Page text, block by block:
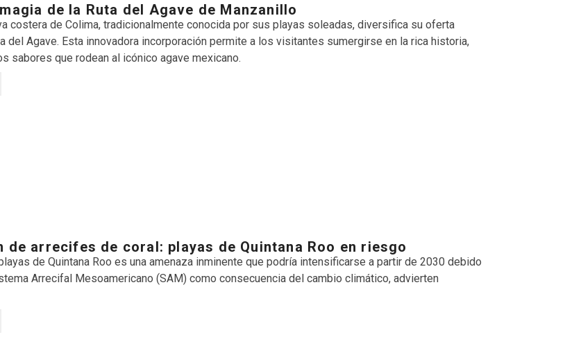
de la Ruta del Agave de Manzanillo
costera de Colima, tradicionalmente conocida por sus playas soleadas, diversifica su oferta
del Agave. Esta innovadora incorporación permite a los visitantes sumergirse en la rica historia,
sabores que rodean al icónico agave mexicano.
de arrecifes de coral: playas de Quintana Roo en riesgo
de Quintana Roo es una amenaza inminente que podría intensificarse a partir de 2030 debido
Arrecifal Mesoamericano (SAM) como consecuencia del cambio climático, advierten